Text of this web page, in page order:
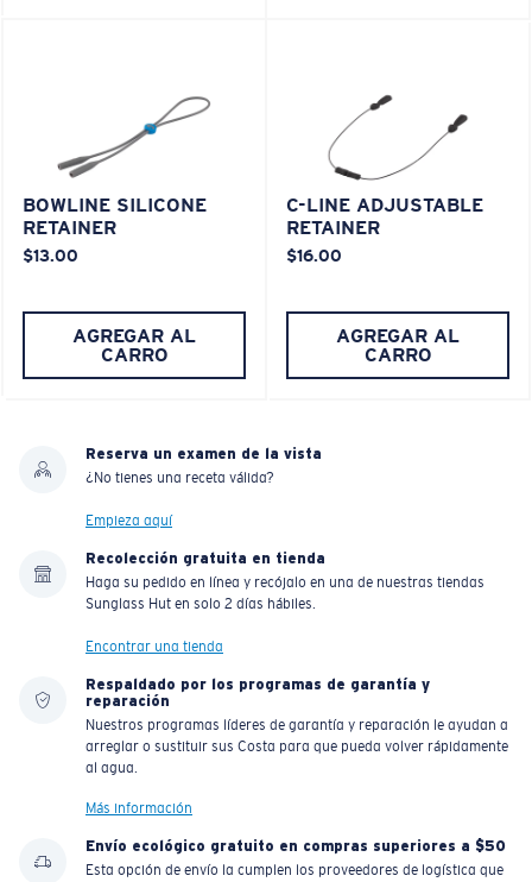
BOWLINE SILICONE
RETAINER
$13.00
AGREGAR AL
CARRO
C-LINE ADJUSTABLE
RETAINER
$16.00
AGREGAR AL
CARRO
Reserva un examen de la vista
¿No tienes una receta válida?
Empieza aquí
Recolección gratuita en tienda
Haga su pedido en línea y recójalo en una de nuestras tiendas
Sunglass Hut en solo 2 días hábiles.
Encontrar una tienda
Respaldado por los programas de garantía y
reparación
Nuestros programas líderes de garantía y reparación le ayudan a
arreglar o sustituir sus Costa para que pueda volver rápidamente
al agua.
Más información
Envío ecológico gratuito en compras superiores a $50
Esta opción de envío la cumplen los proveedores de logística que